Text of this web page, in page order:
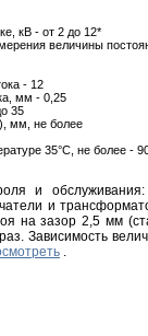
кВ - от 2 до 12*
величины
- 12
мм - 0,25
35
мм, не более
35°С, не более -
и обслуживания:
и
на зазор 2,5 мм
Зависимость
.